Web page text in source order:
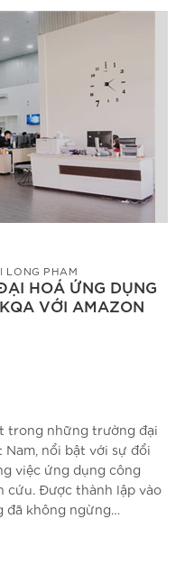
LONG PHAM
HOÁ ỨNG DỤNG
VỚI AMAZON
trong những trường đại
nổi bật với sự đổi
việc ứng dụng công
cứu. Được thành lập vào
đã không ngừng…